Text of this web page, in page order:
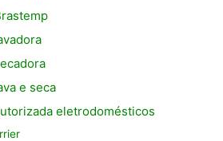
e seca
eletrodomésticos